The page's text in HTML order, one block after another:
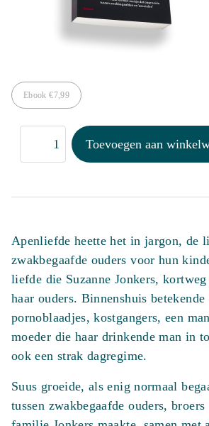
Ebook€7,99
woonschool
Toevoegen aan
Apenliefde heette het in jargon, de
zwakbegaafde ouders voor hun
liefde die Suzanne Jonkers,
haar ouders. Binnenshuis
pornoblaadjes, kostgangers, een
moeder die haar drinkende man in
ook een strak dagregime.
Suus groeide, als enig normaal
tussen zwakbegaafde ouders, broers